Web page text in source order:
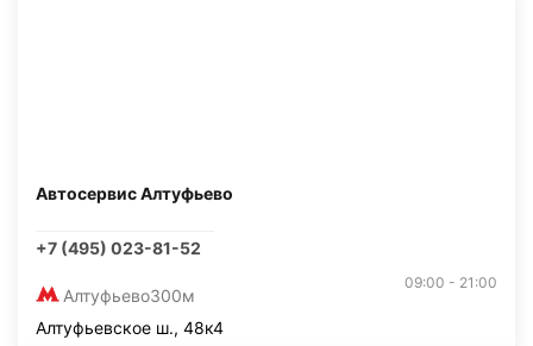
Автосервис Алтуфьево
+7 (495) 023-81-52
Алтуфьево300м
09:00 - 21:00
Алтуфьевское ш., 48к4